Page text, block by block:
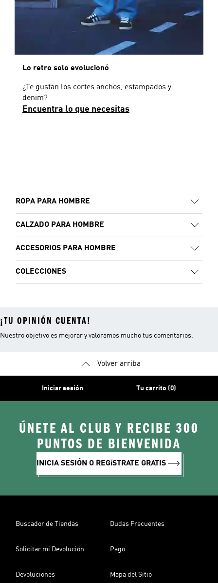
Lo retro solo evolucionó
¿Te gustan los cortes anchos, estampados y
denim?
Encuentra lo que necesitas
ROPA PARA HOMBRE
CALZADO PARA HOMBRE
ACCESORIOS PARA HOMBRE
COLECCIONES
¡TU OPINIÓN CUENTA!
Nuestro objetivo es mejorar y valoramos mucho tus comentarios.
Volver arriba
Iniciar sesión Tu carrito (0)
ÚNETE AL CLUB Y RECIBE 300
PUNTOS DE BIENVENIDA
INICIA SESIÓN O REGíSTRATE GRATIS
Buscador de Tiendas Dudas Frecuentes
Solicitar mi Devolución Pago
Devoluciones Mapa del Sitio